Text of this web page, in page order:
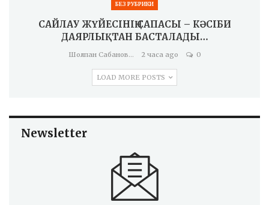
БЕЗ РУБРИКИ
САЙЛАУ ЖҮЙЕСІНІҢ САПАСЫ – КӘСІБИ
ДАЯРЛЫҚТАН БАСТАЛАДЫ…
Шолпан Сабанова 2 часа ago 0
LOAD MORE POSTS
Newsletter